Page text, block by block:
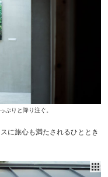
ぷりと降り注ぐ。
に旅心も満たされるひととき